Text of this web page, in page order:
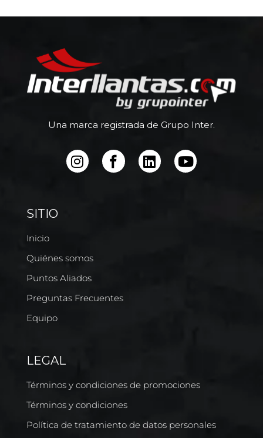
Una marca registrada de Grupo Inter.
SITIO
Inicio
Quiénes somos
Puntos Aliados
Preguntas Frecuentes
Equipo
LEGAL
Términos y condiciones de promociones
Términos y condiciones
Política de tratamiento de datos personales